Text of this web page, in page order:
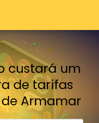
custará um
de tarifas
Armamar